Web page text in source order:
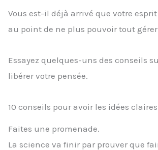
Vous est-il déjà arrivé que votre
au point de ne plus pouvoir tout gérer
Essayez quelques-uns des conseils
libérer votre pensée.
10 conseils pour avoir les idées
Faites une promenade.
La science va finir par prouver que